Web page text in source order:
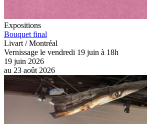
Expositions
Bouquet final
Livart / Montréal
Vernissage le vendredi 19 juin à 18h
19 juin 2026
au 23 août 2026